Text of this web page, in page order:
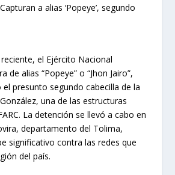
el Ejército Nacional
de alias “Popeye” o “Jhon Jairo”,
presunto segundo cabecilla de la
una de las estructuras
La detención se llevó a cabo en
departamento del Tolima,
significativo contra las redes que
del país.